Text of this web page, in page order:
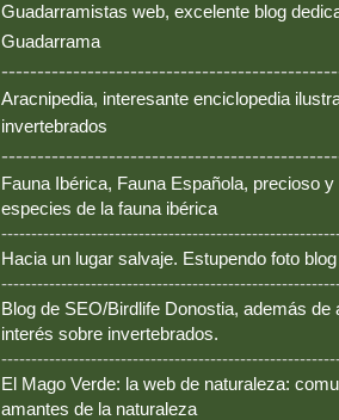
Guadarramistas web, excelente blog
Guadarrama
Aracnipedia, interesante enciclopedia
invertebrados
Fauna Ibérica, Fauna Española, precioso
especies de la fauna ibérica
Hacia un lugar salvaje. Estupendo foto
Blog de SEO/Birdlife Donostia, además
interés sobre invertebrados.
El Mago Verde: la web de naturaleza:
amantes de la naturaleza